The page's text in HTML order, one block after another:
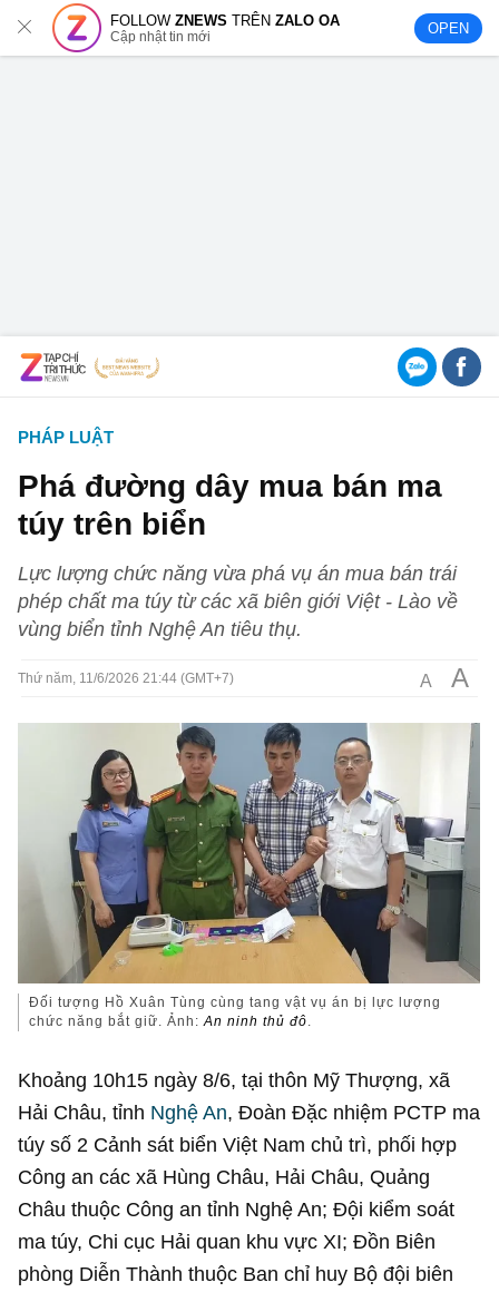
FOLLOWZNEWS TRÊNZALO OA
Cập nhật tin mới OPEN
PHÁP LUẬT
Phá đường dây mua bán ma
túy trên biển
Lực lượng chức năng vừa phá vụ án mua bán trái
phép chất ma túy từ các xã biên giới Việt - Lào về
vùng biển tỉnh Nghệ An tiêu thụ.
Thứ năm, 11/6/2026 21:44 (GMT+7) A A
Đối tượng Hồ Xuân Tùng cùng tang vật vụ án bị lực lượng
chức năng bắt giữ. Ảnh:An ninh thủ đô.
Khoảng 10h15 ngày 8/6, tại thôn Mỹ Thượng, xã
Hải Châu, tỉnh Nghệ An, Đoàn Đặc nhiệm PCTP ma
túy số 2 Cảnh sát biển Việt Nam chủ trì, phối hợp
Công an các xã Hùng Châu, Hải Châu, Quảng
Châu thuộc Công an tỉnh Nghệ An; Đội kiểm soát
ma túy, Chi cục Hải quan khu vực XI; Đồn Biên
phòng Diễn Thành thuộc Ban chỉ huy Bộ đội biên